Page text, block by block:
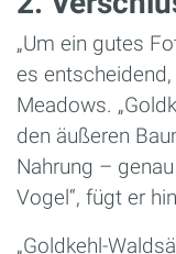
„Um ein gutes
es entscheidend,
Meadows.
den äußeren
Nahrung –
Vogel“, fügt er
„Goldkehl-